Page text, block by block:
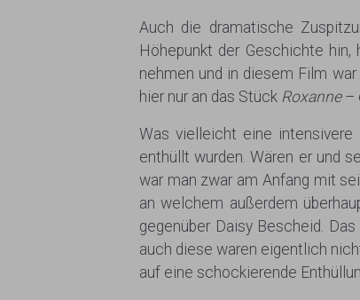
Auch die dramatische
Höhepunkt der Geschichte
nehmen und in diesem Film
hier nur an das Stück Roxanne–
Was vielleicht eine intensivere
enthüllt wurden. Wären er und
war man zwar am Anfang mit
an welchem außerdem
gegenüber Daisy Bescheid.
auch diese waren eigentlich
auf eine schockierende